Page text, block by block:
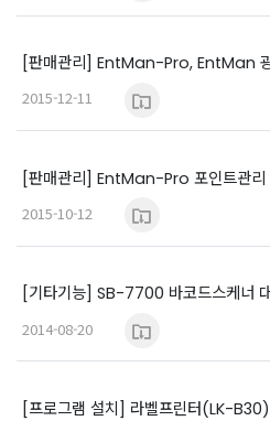
[판매관리] EntMan-Pro, EntMan
2015-12-11
[판매관리] EntMan-Pro 포인트관리
2015-10-12
[기타기능] SB-7700 바코드스케너
2014-08-20
[프로그램 설치] 라벨프린터(LK-